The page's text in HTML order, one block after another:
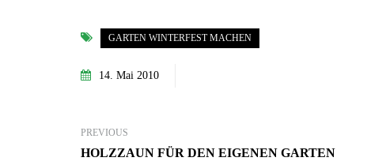
GARTEN WINTERFEST MACHEN
14. Mai 2010
PREVIOUS
HOLZZAUN FÜR DEN EIGENEN GARTEN